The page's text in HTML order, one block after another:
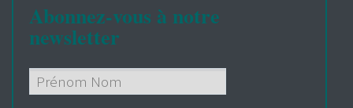
Abonnez-vous à notre
newsletter